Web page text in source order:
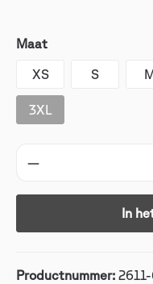
Maat
XS S
3XL
In
Productnummer: